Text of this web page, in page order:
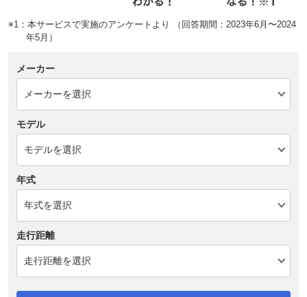
※1：本サービスで実施のアンケートより （回答期間：2023年6月〜2024
年5月）
メーカー
モデル
年式
走行距離